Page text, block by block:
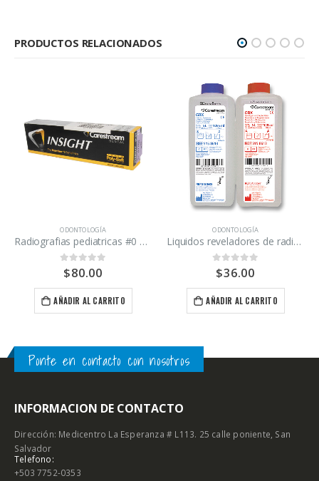
PRODUCTOS RELACIONADOS
ODONTOLOGÍA
Radiografias pediatricas #0 Carestream caja 100 unidades
0out of 5
$80.00
AÑADIR AL CARRITO
ODONTOLOGÍA
Liquidos reveladores de radiografías Carestream kit revelador y fijador
0out of 5
$36.00
AÑADIR AL CARRITO
Ponte en contacto con nosotros
INFORMACION DE CONTACTO
Dirección: Medicentro La Esperanza # L113. 25 calle poniente, San
Salvador
Telefono:
+503 7752-0353